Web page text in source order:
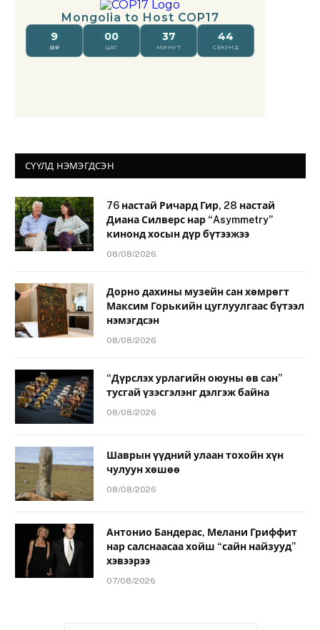
СҮҮЛД НЭМЭГДСЭН
76 настай Ричард Гир, 28 настай
Диана Силверс нар “Asymmetry”
кинонд хосын дүр бүтээжээ
08/08/2026
Дорно дахины музейн сан хөмрөгт
Максим Горькийн цуглуулгаас бүтээл
нэмэгдсэн
08/08/2026
“Дүрслэх урлагийн оюуны өв сан”
тусгай үзэсгэлэнг дэлгэж байна
08/08/2026
Шаврын үүдний улаан тохойн хүн
чулуун хөшөө
08/08/2026
Антонио Бандерас, Мелани Гриффит
нар салснаасаа хойш “сайн найзууд”
хэвээрээ
07/08/2026